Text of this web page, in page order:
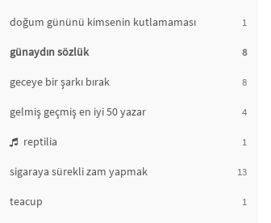
doğum gününü kimsenin kutlamaması 1
günaydın sözlük 8
geceye bir şarkı bırak 8
gelmiş geçmiş en iyi 50 yazar 4
reptilia 1
sigaraya sürekli zam yapmak 13
teacup 1